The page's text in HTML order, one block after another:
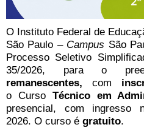
O Instituto Federal de
São Paulo – Campus São
Processo Seletivo
35/2026, para o
remanescentes, com
o Curso Técnico em
presencial, com ingresso
2026. O curso é gratuito.